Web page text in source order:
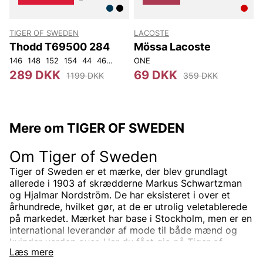
TIGER OF SWEDEN
Thodd T69500 284
146 148 152 154 44 46 48 50 52
289 DKK 1199 DKK
LACOSTE
Mössa Lacoste
ONE
69 DKK 359 DKK
Mere om TIGER OF SWEDEN
Læs mere
Om Tiger of Sweden
Tiger of Sweden er et mærke, der blev grundlagt
allerede i 1903 af skrædderne Markus Schwartzman
og Hjalmar Nordström. De har eksisteret i over et
århundrede, hvilket gør, at de er utrolig veletablerede
på markedet. Mærket har base i Stockholm, men er en
international leverandør af mode til både mænd og
kvinder verden over. Har du fået øje på Tiger of
Swedens sortiment endnu? Vi tilbyder Tiger of